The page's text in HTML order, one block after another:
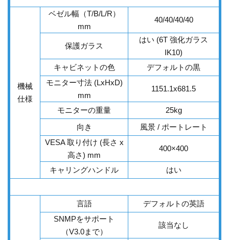
機械
仕様
ベゼル幅（T/B/L/R）
mm
40/40/40/40
保護ガラス
はい (6T 強化ガラス
IK10)
キャビネットの色
デフォルトの黒
モニター寸法 (LxHxD)
mm
1151.1x681.5
モニターの重量
25kg
向き
風景 / ポートレート
VESA 取り付け (長さ x
高さ) mm
400×400
キャリングハンドル はい
言語
デフォルトの英語
SNMPをサポート
（V3.0まで）
該当なし